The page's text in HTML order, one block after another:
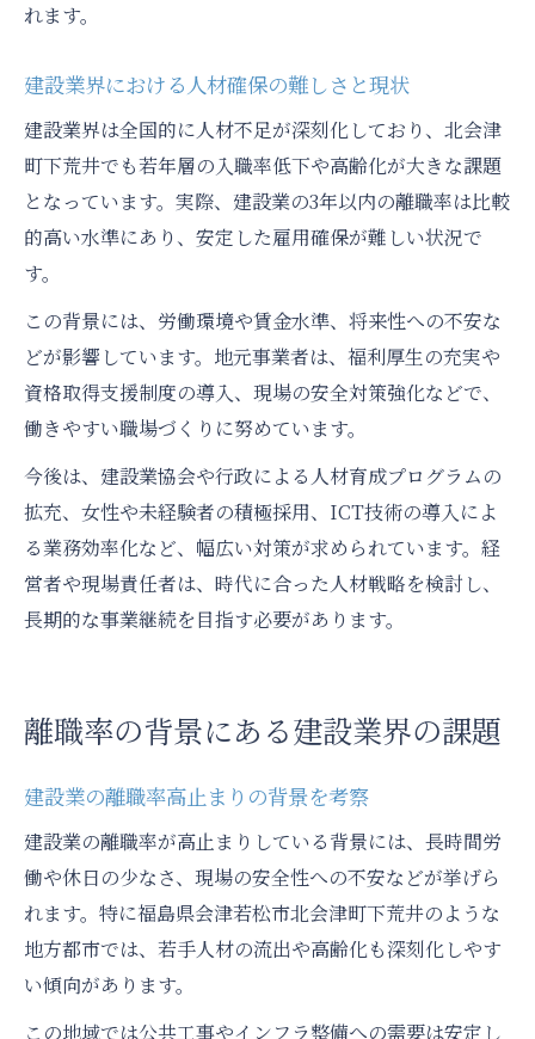
れます。
建設業界における人材確保の難しさと現状
建設業界は全国的に人材不足が深刻化しており、北会津
町下荒井でも若年層の入職率低下や高齢化が大きな課題
となっています。実際、建設業の3年以内の離職率は比較
的高い水準にあり、安定した雇用確保が難しい状況で
す。
この背景には、労働環境や賃金水準、将来性への不安な
どが影響しています。地元事業者は、福利厚生の充実や
資格取得支援制度の導入、現場の安全対策強化などで、
働きやすい職場づくりに努めています。
今後は、建設業協会や行政による人材育成プログラムの
拡充、女性や未経験者の積極採用、ICT技術の導入によ
る業務効率化など、幅広い対策が求められています。経
営者や現場責任者は、時代に合った人材戦略を検討し、
長期的な事業継続を目指す必要があります。
離職率の背景にある建設業界の課題
建設業の離職率高止まりの背景を考察
建設業の離職率が高止まりしている背景には、長時間労
働や休日の少なさ、現場の安全性への不安などが挙げら
れます。特に福島県会津若松市北会津町下荒井のような
地方都市では、若手人材の流出や高齢化も深刻化しやす
い傾向があります。
この地域では公共工事やインフラ整備への需要は安定し